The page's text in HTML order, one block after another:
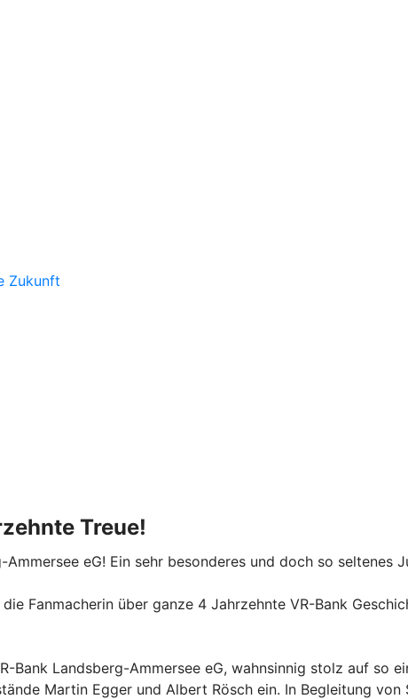
Zukunft
Treue!
eG! Ein sehr besonderes und doch so seltenes
Fanmacherin über ganze 4 Jahrzehnte VR-Bank
Bank Landsberg-Ammersee eG, wahnsinnig stolz auf so
Martin Egger und Albert Rösch ein. In Begleitung